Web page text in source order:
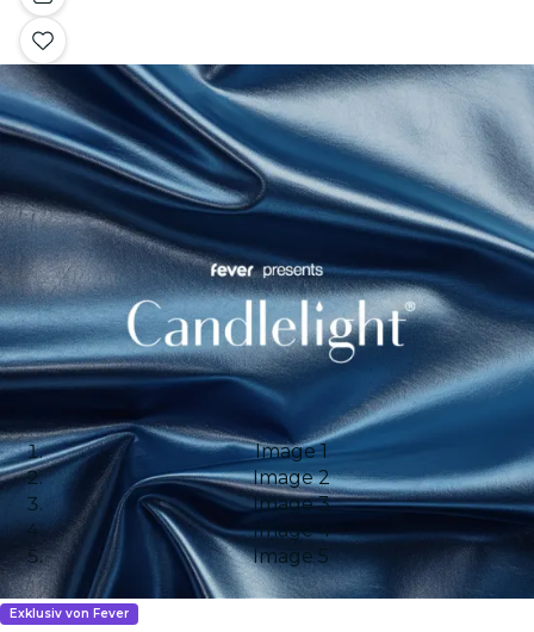
Image 1
Image 2
Image 3
Image 4
Image 5
Exklusiv von Fever